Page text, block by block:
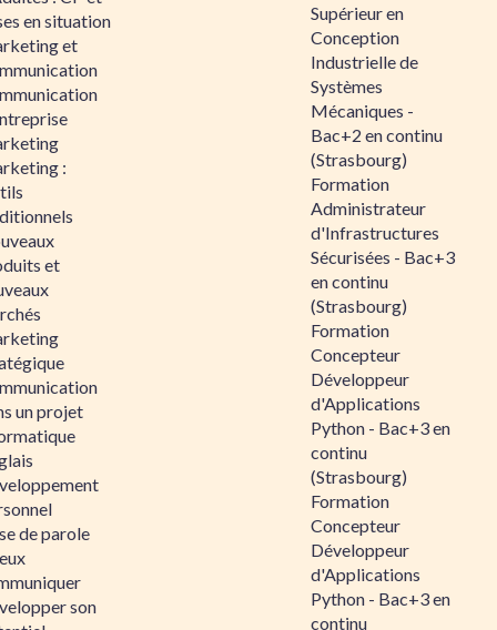
en situation
et
:
et
un projet
de parole
son
Supérieur en
Conception
Industrielle de
Systèmes
Mécaniques -
Bac+2 en continu
(Strasbourg)
Formation
Administrateur
d'Infrastructures
Sécurisées - Bac+3
en continu
(Strasbourg)
Formation
Concepteur
Développeur
d'Applications
Python - Bac+3 en
continu
(Strasbourg)
Formation
Concepteur
Développeur
d'Applications
Python - Bac+3 en
continu